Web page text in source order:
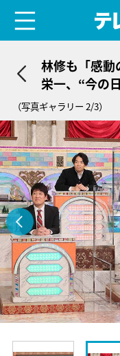
林修も「感動
栄一、“今の
（写真ギャラリー 2/3）